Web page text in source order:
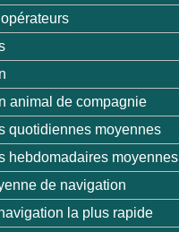
animal de compagnie
quotidiennes moyennes
hebdomadaires moyennes
de navigation
la plus rapide